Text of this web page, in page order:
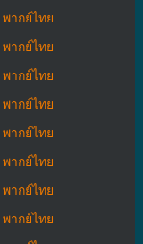
ากย์ไทย
ากย์ไทย
ากย์ไทย
ากย์ไทย
ากย์ไทย
ากย์ไทย
ากย์ไทย
ากย์ไทย